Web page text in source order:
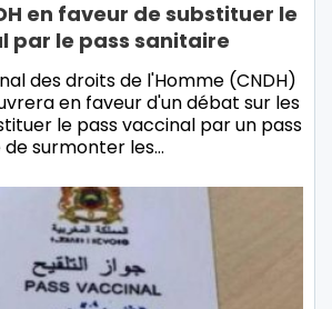
en faveur de substituer le
par le pass sanitaire
des droits de l'Homme (CNDH)
en faveur d'un débat sur les
le pass vaccinal par un pass
surmonter les…